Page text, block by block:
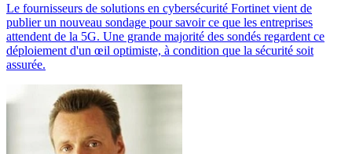
Le fournisseurs de solutions en cybersécurité Fortinet vient de
publier un nouveau sondage pour savoir ce que les entreprises
attendent de la 5G. Une grande majorité des sondés regardent ce
déploiement d'un œil optimiste, à condition que la sécurité soit
assurée.